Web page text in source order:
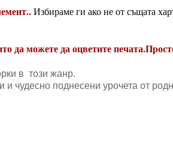
Избираме ги ако не от същата
да можете да оцветите
в този жанр.
чудесно поднесени урочета от